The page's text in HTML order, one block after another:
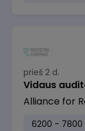
prieš 2 d.
Vidaus
Alliance for
6200 -